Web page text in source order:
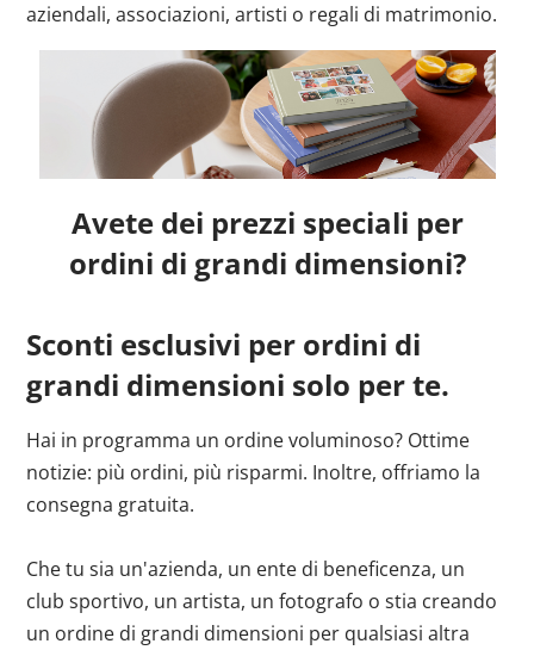
aziendali, associazioni, artisti o regali di matrimonio.
Avete dei prezzi speciali per
ordini di grandi dimensioni?
Sconti esclusivi per ordini di
grandi dimensioni solo per te.
Hai in programma un ordine voluminoso? Ottime
notizie: più ordini, più risparmi. Inoltre, offriamo la
consegna gratuita.
Che tu sia un'azienda, un ente di beneficenza, un
club sportivo, un artista, un fotografo o stia creando
un ordine di grandi dimensioni per qualsiasi altra